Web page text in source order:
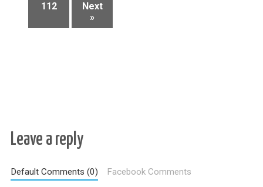
112
Next
»
Leave a reply
Default Comments (0) Facebook Comments